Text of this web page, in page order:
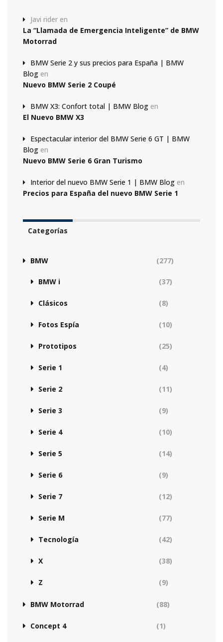
Javi rider en
La “Llamada de Emergencia Inteligente” de BMW
Motorrad
BMW Serie 2 y sus precios para España | BMW
Blog en
Nuevo BMW Serie 2 Coupé
BMW X3: Confort total | BMW Blog en
El Nuevo BMW X3
Espectacular interior del BMW Serie 6 GT | BMW
Blog en
Nuevo BMW Serie 6 Gran Turismo
Interior del nuevo BMW Serie 1 | BMW Blog en
Precios para España del nuevo BMW Serie 1
Categorías
BMW (277)
BMW i (37)
Clásicos (8)
Fotos Espía (10)
Prototipos (25)
Serie 1 (4)
Serie 2 (11)
Serie 3 (9)
Serie 4 (10)
Serie 5 (14)
Serie 6 (9)
Serie 7 (12)
Serie M (77)
Tecnología (42)
X (38)
Z (9)
BMW Motorrad (88)
Concept 4 (1)